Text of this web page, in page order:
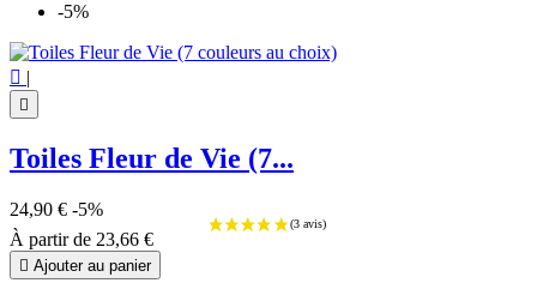
-5%
 |

Toiles Fleur de Vie (7...
24,90 € -5%
À partir de 23,66 €
 Ajouter au panier